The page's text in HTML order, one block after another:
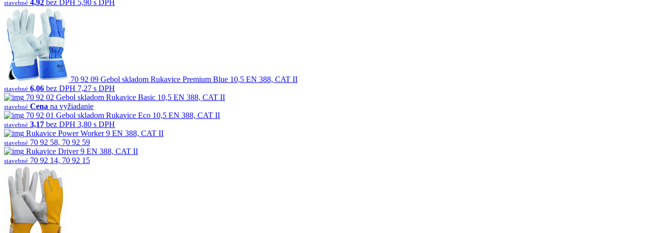
stavebné 4,92 bez DPH 5,90 s DPH
70 92 09 Gebol skladom Rukavice Premium Blue 10,5 EN 388, CAT II
stavebné 6,06 bez DPH 7,27 s DPH
70 92 02 Gebol skladom Rukavice Basic 10,5 EN 388, CAT II
stavebné Cena na vyžiadanie
70 92 01 Gebol skladom Rukavice Eco 10,5 EN 388, CAT II
stavebné 3,17 bez DPH 3,80 s DPH
Rukavice Power Worker 9 EN 388, CAT II
stavebné 70 92 58, 70 92 59
Rukavice Driver 9 EN 388, CAT II
stavebné 70 92 14, 70 92 15